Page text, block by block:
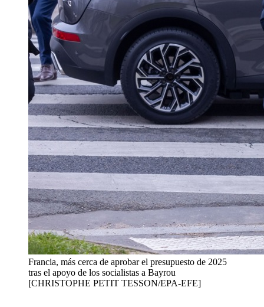
Francia, más cerca de aprobar el presupuesto de 2025
tras el apoyo de los socialistas a Bayrou
[CHRISTOPHE PETIT TESSON/EPA-EFE]